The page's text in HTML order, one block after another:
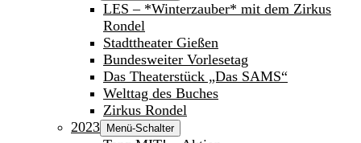
LES – *Winterzauber* mit dem Zirkus
Rondel
Stadttheater Gießen
Bundesweiter Vorlesetag
Das Theaterstück „Das SAMS“
Welttag des Buches
Zirkus Rondel
2023
Menü-Schalter